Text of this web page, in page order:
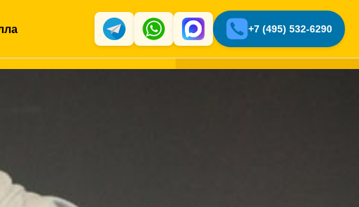
+7 (495) 532-6290